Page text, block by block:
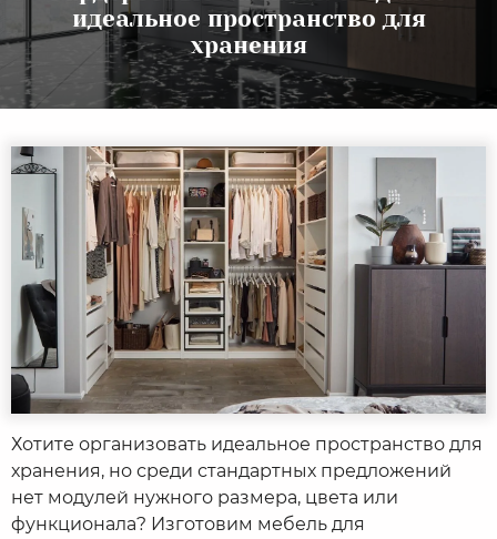
идеальное пространство для
хранения
Хотите организовать идеальное пространство для
хранения, но среди стандартных предложений
нет модулей нужного размера, цвета или
функционала? Изготовим мебель для